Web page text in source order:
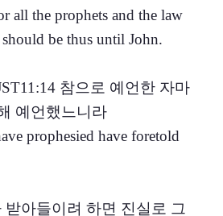
all the prophets and the law
be thus until John.
참으로 예언한 자마
예언했느니라
prophesied have foretold
받아들이려 하면 진실로 그